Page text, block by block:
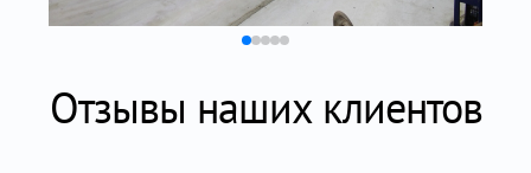
Отзывы наших клиентов